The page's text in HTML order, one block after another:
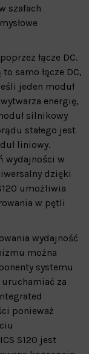
szafach
łącze DC.
samo łącze DC,
jeden moduł
energię,
silnikowy
stałego jest
liniowy.
wydajności w
dzięki
umożliwia
w pętli
wydajność
można
systemu
za
ponieważ
S120 jest